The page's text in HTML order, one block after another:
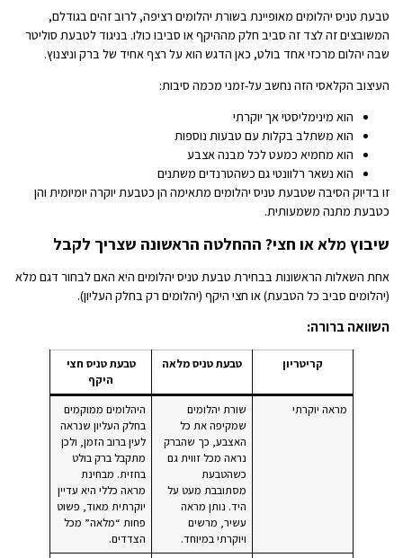
טבעת טניס יהלומים מאופיינת בשורת יהלומים רציפה, לרוב זהים בגודלם,
המשובצים זה לצד זה סביב חלק מההיקף או סביבו כולו. בניגוד לטבעת סוליטר
שבה יהלום מרכזי אחד בולט, כאן הדגש הוא על רצף אחיד של ברק וניצנוץ.
העיצוב הקלאסי הזה נחשב על-זמני מכמה סיבות:
הוא מינימליסטי אך יוקרתי
הוא משתלב בקלות עם טבעות נוספות
הוא מחמיא כמעט לכל מבנה אצבע
הוא נשאר רלוונטי גם כשהטרנדים משתנים
זו בדיוק הסיבה שטבעת טניס יהלומים מתאימה הן כטבעת יוקרה יומיומית והן
כטבעת מתנה משמעותית.
שיבוץ מלא או חצי? ההחלטה הראשונה שצריך לקבל
אחת השאלות הראשונות בבחירת טבעת טניס יהלומים היא האם לבחור דגם מלא
(יהלומים סביב כל הטבעת) או חצי היקף (יהלומים רק בחלק העליון).
השוואה ברורה:
קריטריון טבעת טניס מלאה
טבעת טניס חצי
היקף
מראה יוקרתי
שורת יהלומים
שמקיפה את כל
האצבע, כך שהברק
נראה מכל זווית גם
כשהטבעת
מסתובבת מעט על
היד. נותן מראה
עשיר, מרשים
ויוקרתי במיוחד.
היהלומים ממוקמים
בחלק העליון שנראה
לעין ברוב הזמן, ולכן
מתקבל ברק בולט
בחזית. מבחינת
מראה כללי היא עדיין
יוקרתית מאוד, פשוט
פחות “מלאה” מכל
הצדדים.